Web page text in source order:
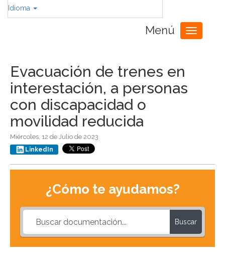
Idioma
Menú
Toggle
navigation
Evacuación de trenes en
interestación, a personas
con discapacidad o
movilidad reducida
Miércoles, 12 de Julio de 2023
LinkedIn
¿Cómo te ayudamos?
Buscar